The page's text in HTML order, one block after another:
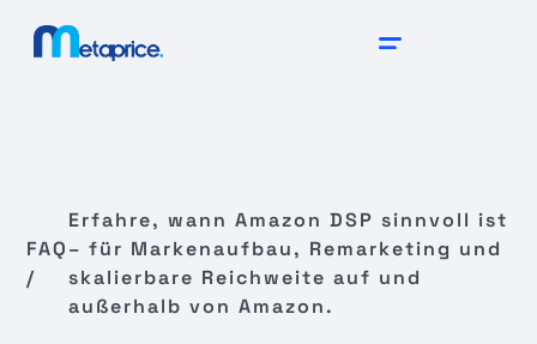
FAQ
/
Erfahre, wann Amazon DSP sinnvoll ist
– für Markenaufbau, Remarketing und
skalierbare Reichweite auf und
außerhalb von Amazon.